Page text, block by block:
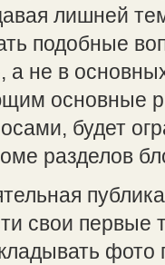
лишней
подобные
а не в
основные
будет
разделов
свои первые
фото